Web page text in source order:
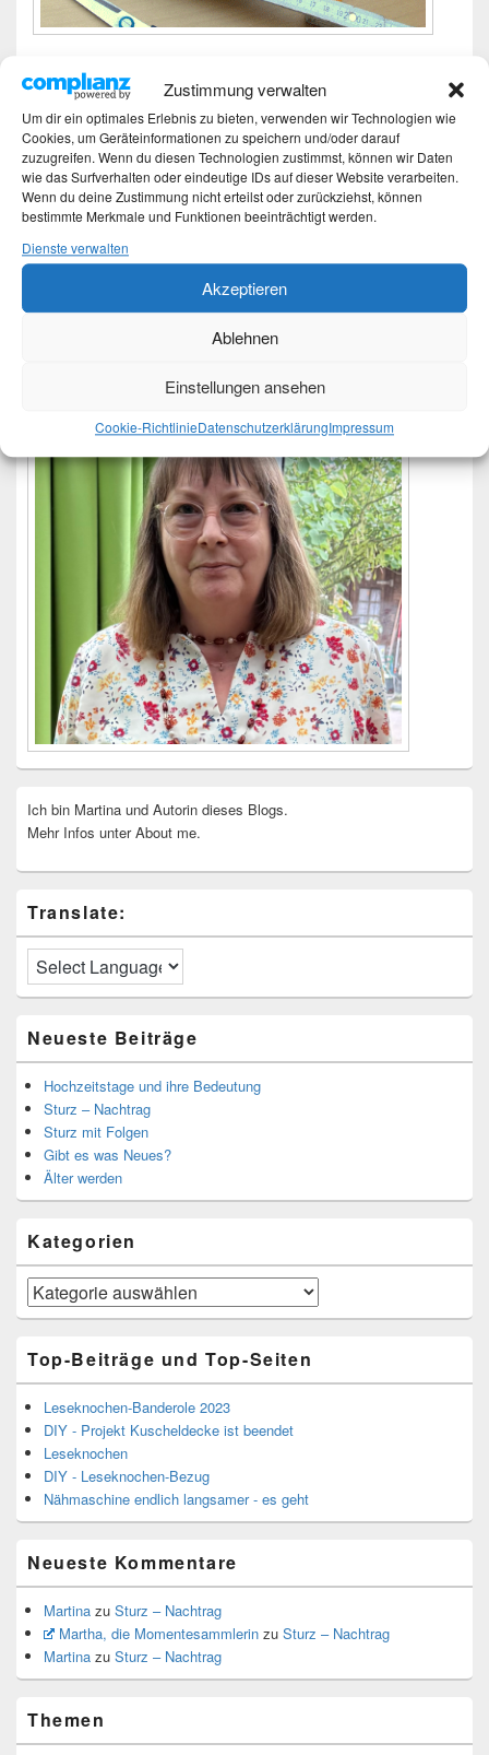
Zustimmung verwalten
Um dir ein optimales Erlebnis zu bieten, verwenden wir Technologien wie
Cookies, um Geräteinformationen zu speichern und/oder darauf
zuzugreifen. Wenn du diesen Technologien zustimmst, können wir Daten
wie das Surfverhalten oder eindeutige IDs auf dieser Website verarbeiten.
Wenn du deine Zustimmung nicht erteilst oder zurückziehst, können
bestimmte Merkmale und Funktionen beeinträchtigt werden.
Dienste verwalten
Akzeptieren
Ablehnen
Einstellungen ansehen
Cookie-RichtlinieDatenschutzerklärungImpressum
Heute habe ich aus einem alten Bettlaken (Jersey)
Textilgarn hergestellt. Das geht ganz einfach: Das
saubere Bettlaken auf einen festen Untergrund legen
und spiralförmig einen ca. 2 – 3 cm breiten Streifen
schneiden. Mit einem Klick auf das Bild wird
DIY – Textilgarn selber herstellen
weiterlesen→
Veröffentlicht unter
Do it yourself,Häkeln,Textilgarn
Ich bin Martina und Autorin dieses Blogs.
Mehr Infos unter About me.
Translate:
Neueste Beiträge
Hochzeitstage und ihre Bedeutung
Sturz – Nachtrag
Sturz mit Folgen
Gibt es was Neues?
Älter werden
Kategorien
Kategorien
Top-Beiträge und Top-Seiten
Leseknochen-Banderole 2023
DIY - Projekt Kuscheldecke ist beendet
Leseknochen
DIY - Leseknochen-Bezug
Nähmaschine endlich langsamer - es geht
Neueste Kommentare
Martina zu Sturz – Nachtrag
Martha, die Momentesammlerinzu Sturz – Nachtrag
Martina zu Sturz – Nachtrag
Themen